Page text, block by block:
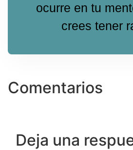
ocurre en tu
crees tener
Comentarios
Deja una